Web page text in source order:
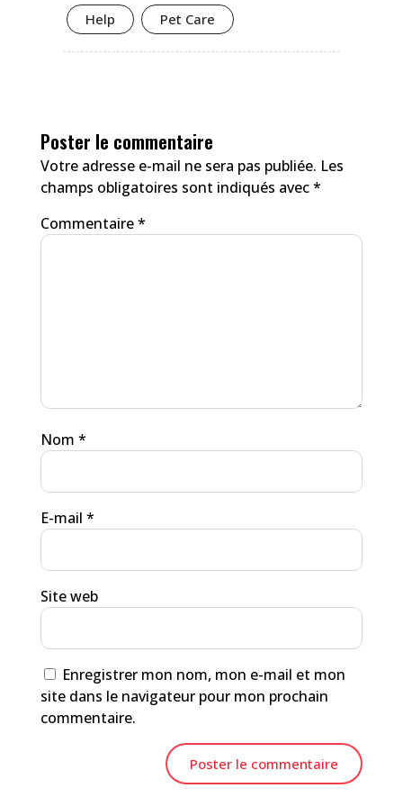
Help Pet Care
Poster le commentaire
Votre adresse e-mail ne sera pas publiée. Les
champs obligatoires sont indiqués avec*
Commentaire*
Nom *
E-mail *
Site web
Enregistrer mon nom, mon e-mail et mon
site dans le navigateur pour mon prochain
commentaire.